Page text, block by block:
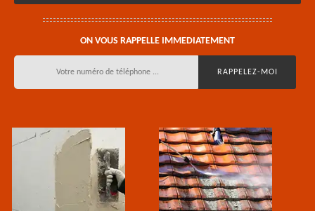
ON VOUS RAPPELLE IMMEDIATEMENT